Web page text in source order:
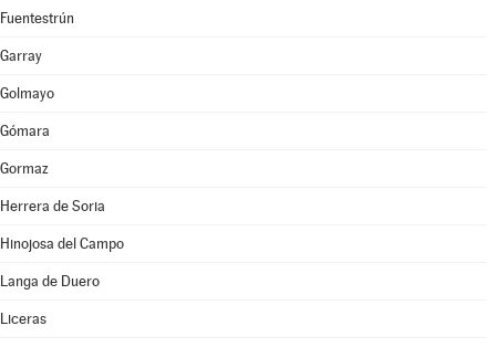
Fuentestrún
Garray
Golmayo
Gómara
Gormaz
Herrera de Soria
Hinojosa del Campo
Langa de Duero
Liceras